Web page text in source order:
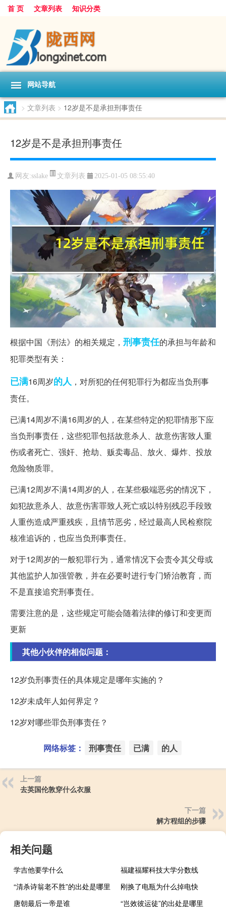
首 页 文章列表 知识分类
网站导航
> 文章列表 > 12岁是不是承担刑事责任
12岁是不是承担刑事责任
网友:sslake 文章列表 2025-01-05 08:55:40
根据中国《刑法》的相关规定， 刑事责任的承担与年龄和
犯罪类型有关：
已满16周岁的人 ，对所犯的任何犯罪行为都应当负刑事
责任。
已满14周岁不满16周岁的人，在某些特定的犯罪情形下应
当负刑事责任，这些犯罪包括故意杀人、故意伤害致人重
伤或者死亡、强奸、抢劫、贩卖毒品、放火、爆炸、投放
危险物质罪。
已满12周岁不满14周岁的人，在某些极端恶劣的情况下，
如犯故意杀人、故意伤害罪致人死亡或以特别残忍手段致
人重伤造成严重残疾，且情节恶劣，经过最高人民检察院
核准追诉的，也应当负刑事责任。
对于12周岁的一般犯罪行为，通常情况下会责令其父母或
其他监护人加强管教，并在必要时进行专门矫治教育，而
不是直接追究刑事责任。
需要注意的是，这些规定可能会随着法律的修订和变更而
更新
其他小伙伴的相似问题：
12岁负刑事责任的具体规定是哪年实施的？
12岁未成年人如何界定？
12岁对哪些罪负刑事责任？
网络标签： 刑事责任 已满 的人
上一篇
去英国伦敦穿什么衣服
下一篇
解方程组的步骤
相关问题
学吉他要学什么
福建福耀科技大学分数线
“清杀诗翁老不胜”的出处是哪里
刚换了电瓶为什么掉电快
唐朝最后一帝是谁
“岂效彼运徒”的出处是哪里